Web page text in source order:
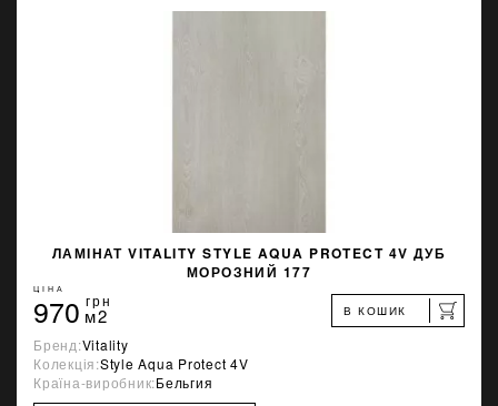
ЛАМІНАТ VITALITY STYLE AQUA PROTECT 4V ДУБ
МОРОЗНИЙ 177
ЦІНА
970 грн
м2 В КОШИК
Бренд:Vitality
Колекція:Style Aqua Protect 4V
Країна-виробник:Бельгия